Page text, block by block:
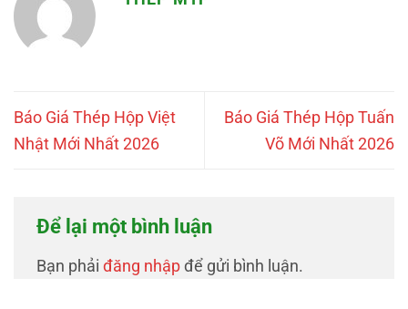
Báo Giá Thép Hộp Việt
Nhật Mới Nhất 2026
Báo Giá Thép Hộp Tuấn
Võ Mới Nhất 2026
Để lại một bình luận
Bạn phải đăng nhậpđể gửi bình luận.